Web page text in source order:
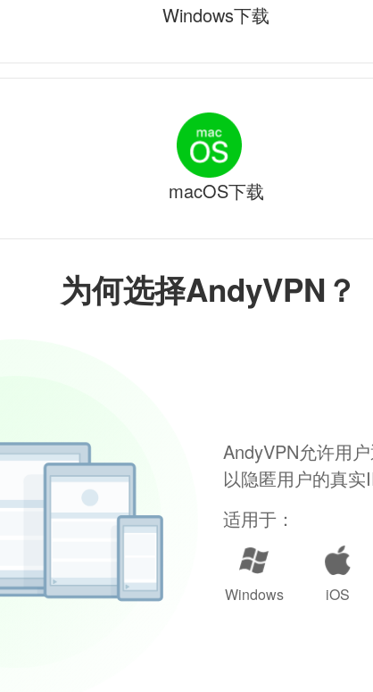
为何选择AndyVPN？
AndyVPN允许用
以隐匿用户的真实
适用于：
Windows iOS
Windows下载
macOS下载